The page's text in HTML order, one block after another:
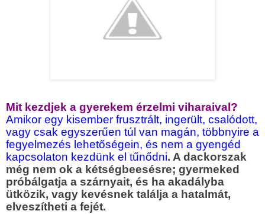
Mit kezdjek a gyerekem érzelmi viharaival?
Amikor egy kisember frusztrált, ingerült, csalódott,
vagy csak egyszerűen túl van magán, többnyire a
fegyelmezés lehetőségein, és nem a gyengéd
kapcsolaton kezdünk el tűnődni. A dackorszak
még nem ok a kétségbeesésre; gyermeked
próbálgatja a szárnyait, és ha akadályba
ütközik, vagy kevésnek találja a hatalmát,
elveszítheti a fejét.